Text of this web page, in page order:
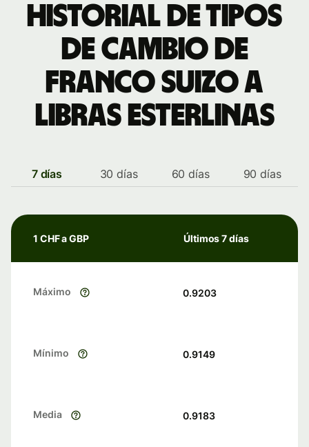
Historial de tipos
de cambio de
franco suizo a
libras esterlinas
7 días 30 días 60 días 90 días
1 CHF a GBP Últimos 7 días
Máximo 0.9203
Mínimo 0.9149
Media 0.9183